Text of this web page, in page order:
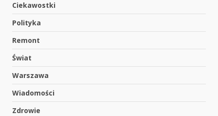
Ciekawostki
Polityka
Remont
Świat
Warszawa
Wiadomości
Zdrowie